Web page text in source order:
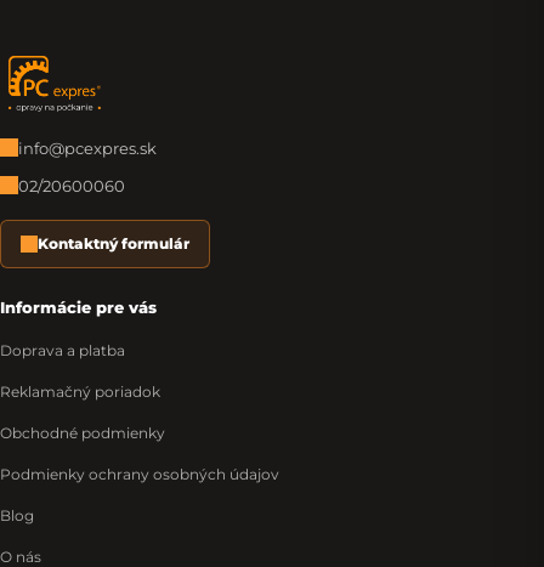
Zápätie
info@pcexpres.sk
02/20600060
Kontaktný formulár
Informácie pre vás
Doprava a platba
Reklamačný poriadok
Obchodné podmienky
Podmienky ochrany osobných údajov
Blog
O nás